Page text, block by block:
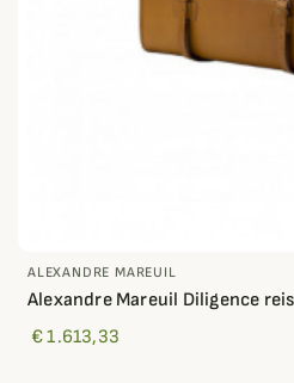
ALEXANDRE MAREUIL
Alexandre Mareuil Diligence
€ 1.613,33